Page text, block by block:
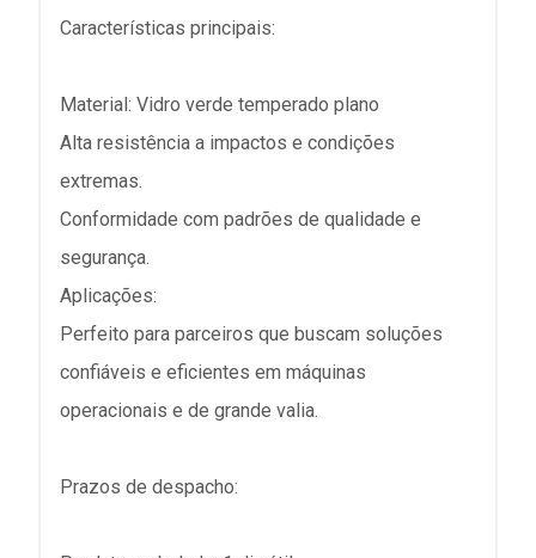
Características principais:
Material: Vidro verde temperado plano
Alta resistência a impactos e condições
extremas.
Conformidade com padrões de qualidade e
segurança.
Aplicações:
Perfeito para parceiros que buscam soluções
confiáveis e eficientes em máquinas
operacionais e de grande valia.
Prazos de despacho: